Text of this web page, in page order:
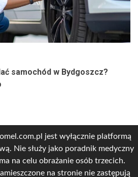
samochód w Bydgoszcz?
jest wyłącznie platformą
Nie służy jako poradnik medyczny
na celu obrażanie osób trzecich.
na stronie nie zastępują